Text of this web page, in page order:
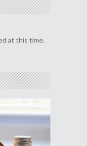
at this time.